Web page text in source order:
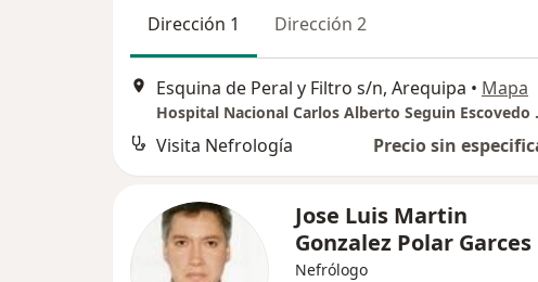
Dirección 1 Dirección 2
Esquina de Peral y Filtro s/n, Arequipa • Mapa
Hospital
Visita Nefrología Precio sin
Jose Luis Martin
Gonzalez Polar Garces
Nefrólogo